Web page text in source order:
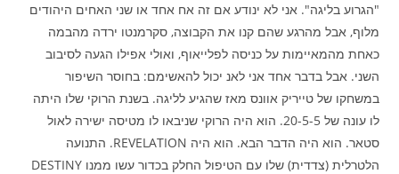
"הגרוע בליגה". אני לא ינודע אם זה אח אחד או שני האחים היהודים
מלוף, אבל מהרגע שהם קנו את הקבוצה, סקרמנטו ירדה מהבמה
כאחת מהמאיימות על כניסה לפלייאוף, ואולי אפילו הגעה לסיבוב
השני. אבל בדבר אחד אני לאנ יכול להאשימם: בחוסר השיפור
במשחקו של טייריק אוונס מאז שהגיע לליגה. בשנת הרוקי שלו היתה
לו עונה של 20-5-5. הוא היה הרוקי שניבאו לו מטיסה ישירה לאול
סטאר. הוא היה הדבר הבא. הוא היה REVELATION. התנועה
הלטרלית (צדדית) שלו עם הטיפול החלק בכדור עשו ממנו DESTINY